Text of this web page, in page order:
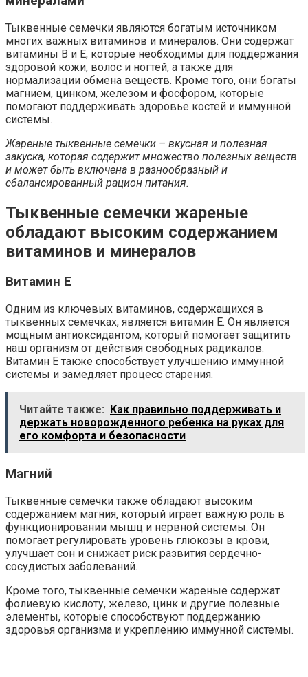
Тыквенные семечки являются богатым источником
многих важных витаминов и минералов. Они содержат
витамины В и Е, которые необходимы для поддержания
здоровой кожи, волос и ногтей, а также для
нормализации обмена веществ. Кроме того, они богаты
магнием, цинком, железом и фосфором, которые
помогают поддерживать здоровье костей и иммунной
системы.
Жареные тыквенные семечки – вкусная и полезная
закуска, которая содержит множество полезных веществ
и может быть включена в разнообразный и
сбалансированный рацион питания.
Тыквенные семечки жареные
обладают высоким содержанием
витаминов и минералов
Витамин Е
Одним из ключевых витаминов, содержащихся в
тыквенных семечках, является витамин Е. Он является
мощным антиоксидантом, который помогает защитить
наш организм от действия свободных радикалов.
Витамин Е также способствует улучшению иммунной
системы и замедляет процесс старения.
Читайте также:
Как правильно поддерживать и
держать новорожденного ребенка на руках для
его комфорта и безопасности
Магний
Тыквенные семечки также обладают высоким
содержанием магния, который играет важную роль в
функционировании мышц и нервной системы. Он
помогает регулировать уровень глюкозы в крови,
улучшает сон и снижает риск развития сердечно-
сосудистых заболеваний.
Кроме того, тыквенные семечки жареные содержат
фолиевую кислоту, железо, цинк и другие полезные
элементы, которые способствуют поддержанию
здоровья организма и укреплению иммунной системы.